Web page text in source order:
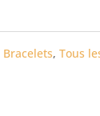
Bracelets, Tous